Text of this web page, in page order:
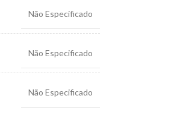
Não Especificado
Não Especificado
Não Especificado